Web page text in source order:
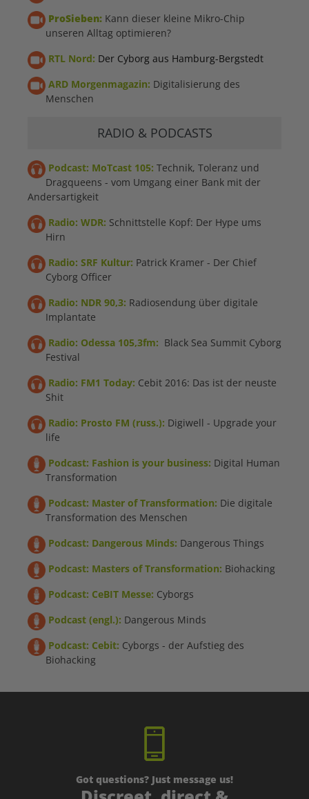
ProSieben: Kann dieser kleine Mikro-Chip
unseren Alltag optimieren?
RTL Nord: Der Cyborg aus Hamburg-Bergstedt
ARD Morgenmagazin: Digitalisierung des
Menschen
RADIO & PODCASTS
Podcast: MoTcast 105: Technik, Toleranz und
Dragqueens - vom Umgang einer Bank mit der
Andersartigkeit
Radio: WDR: Schnittstelle Kopf: Der Hype ums
Hirn
Radio: SRF Kultur: Patrick Kramer - Der Chief
Cyborg Officer
Radio: NDR 90,3: Radiosendung über digitale
Implantate
Radio: Odessa 105,3fm: Black Sea Summit Cyborg
Festival
Radio: FM1 Today: Cebit 2016: Das ist der neuste
Shit
Radio: Prosto FM (russ.): Digiwell - Upgrade your
life
Podcast: Fashion is your business: Digital Human
Transformation
Podcast: Master of Transformation: Die digitale
Transformation des Menschen
Podcast: Dangerous Minds: Dangerous Things
Podcast: Masters of Transformation: Biohacking
Podcast: CeBIT Messe: Cyborgs
Podcast (engl.): Dangerous Minds
Podcast: Cebit: Cyborgs - der Aufstieg des
Biohacking
Got questions? Just message us!